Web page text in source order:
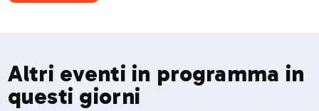
Altri eventi in programma in
questi giorni